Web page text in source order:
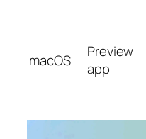
macOS
Preview
app